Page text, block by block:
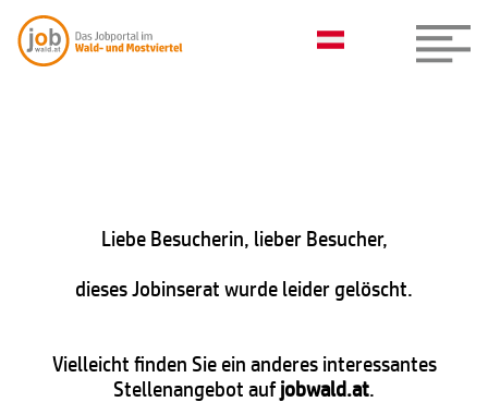
Liebe Besucherin, lieber Besucher,
dieses Jobinserat wurde leider gelöscht.
Vielleicht finden Sie ein anderes interessantes
Stellenangebot aufjobwald.at.